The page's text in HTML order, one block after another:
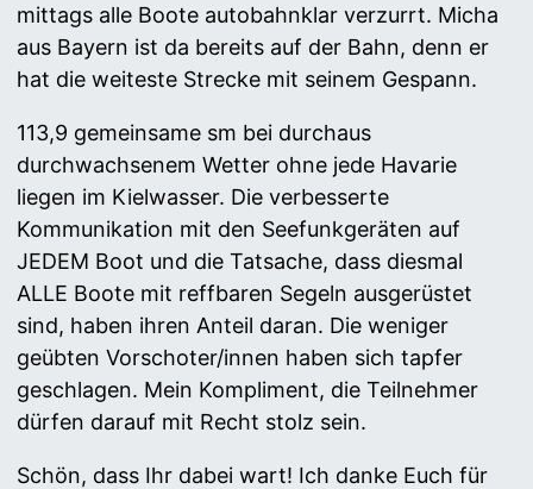
mittags alle Boote autobahnklar verzurrt. Micha
aus Bayern ist da bereits auf der Bahn, denn er
hat die weiteste Strecke mit seinem Gespann.
113,9 gemeinsame sm bei durchaus
durchwachsenem Wetter ohne jede Havarie
liegen im Kielwasser. Die verbesserte
Kommunikation mit den Seefunkgeräten auf
JEDEM Boot und die Tatsache, dass diesmal
ALLE Boote mit reffbaren Segeln ausgerüstet
sind, haben ihren Anteil daran. Die weniger
geübten Vorschoter/innen haben sich tapfer
geschlagen. Mein Kompliment, die Teilnehmer
dürfen darauf mit Recht stolz sein.
Schön, dass Ihr dabei wart! Ich danke Euch für